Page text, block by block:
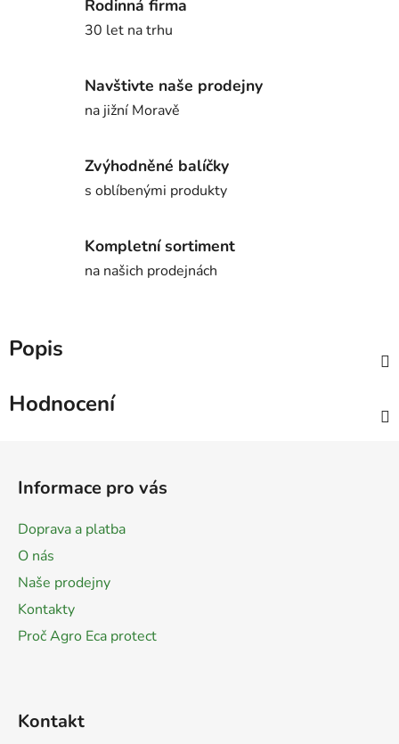
Rodinná firma
30 let na trhu
Navštivte naše prodejny
na jižní Moravě
Zvýhodněné balíčky
s oblíbenými produkty
Kompletní sortiment
na našich prodejnách
Popis
Hodnocení
Informace pro vás
Doprava a platba
O nás
Naše prodejny
Kontakty
Proč Agro Eca protect
Kontakt